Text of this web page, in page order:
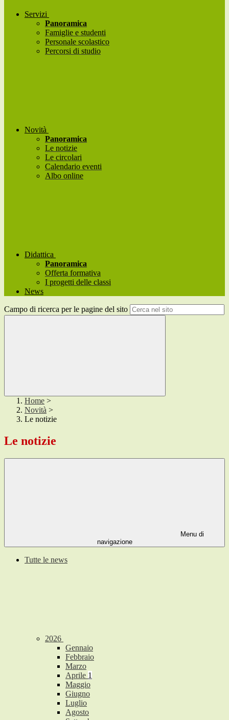
Servizi
Panoramica
Famiglie e studenti
Personale scolastico
Percorsi di studio
Novità
Panoramica
Le notizie
Le circolari
Calendario eventi
Albo online
Didattica
Panoramica
Offerta formativa
I progetti delle classi
News
Campo di ricerca per le pagine del sito
Home >
Novità >
Le notizie
Le notizie
Menu di
navigazione
Tutte le news
2026
Gennaio
Febbraio
Marzo
Aprile 1
Maggio
Giugno
Luglio
Agosto